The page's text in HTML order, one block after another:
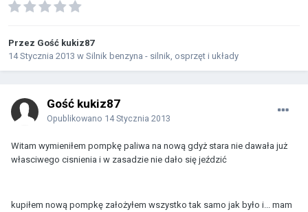
Przez Gość kukiz87
14 Stycznia 2013 w Silnik benzyna - silnik, osprzęt i układy
Gość kukiz87
Opublikowano 14 Stycznia 2013
Witam wymieniłem pompkę paliwa na nową gdyż stara nie dawała już
własciwego cisnienia i w zasadzie nie dało się jeździć
kupiłem nową pompkę założyłem wszystko tak samo jak było i... mam